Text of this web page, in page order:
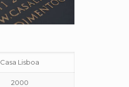
Casa Lisboa
2000